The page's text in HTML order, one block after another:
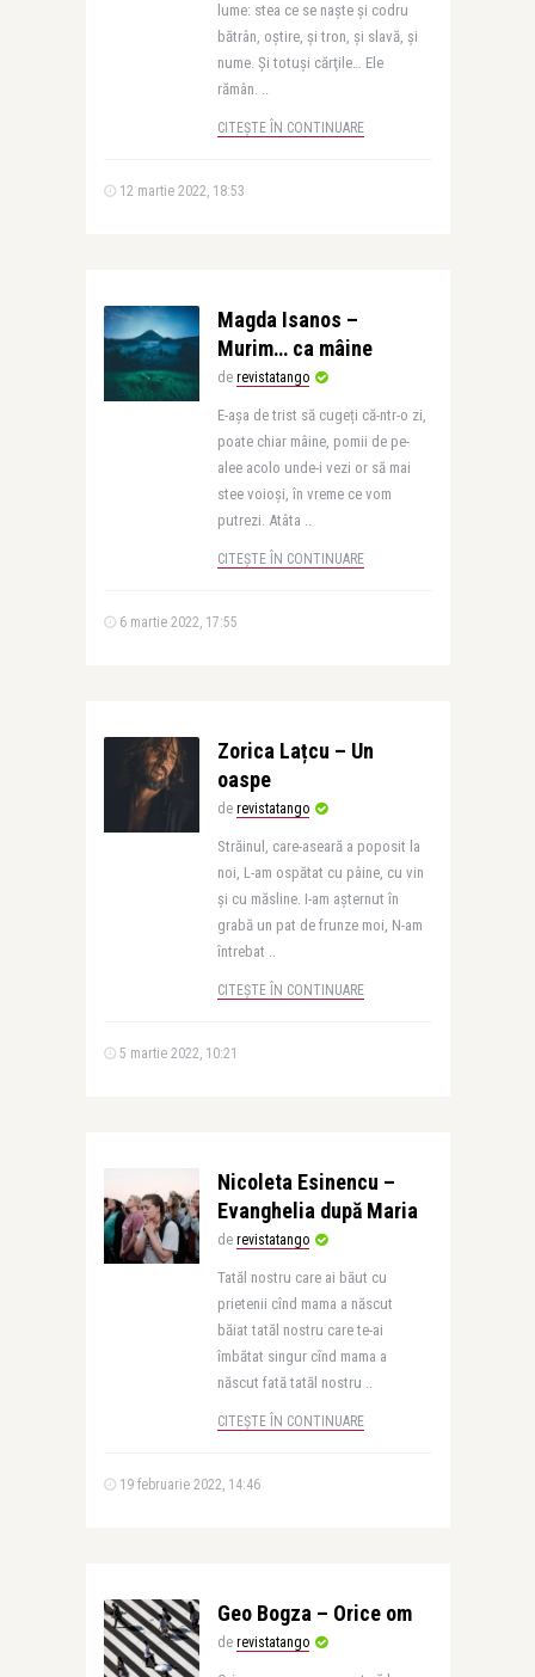
lume: stea ce se naşte şi codru
bătrân, oştire, şi tron, şi slavă, şi
nume. Şi totuşi cărţile… Ele
rămân. ..
CITEȘTE ÎN CONTINUARE
12 martie 2022, 18:53
Magda Isanos –
Murim… ca mâine
de revistatango
E-așa de trist să cugeți că-ntr-o zi,
poate chiar mâine, pomii de pe-
alee acolo unde-i vezi or să mai
stee voioși, în vreme ce vom
putrezi. Atâta ..
CITEȘTE ÎN CONTINUARE
6 martie 2022, 17:55
Zorica Lațcu – Un
oaspe
de revistatango
Străinul, care-aseară a poposit la
noi, L-am ospătat cu pâine, cu vin
şi cu măsline. I-am aşternut în
grabă un pat de frunze moi, N-am
întrebat ..
CITEȘTE ÎN CONTINUARE
5 martie 2022, 10:21
Nicoleta Esinencu –
Evanghelia după Maria
de revistatango
Tatăl nostru care ai băut cu
prietenii cînd mama a născut
băiat tatăl nostru care te-ai
îmbătat singur cînd mama a
născut fată tatăl nostru ..
CITEȘTE ÎN CONTINUARE
19 februarie 2022, 14:46
Geo Bogza – Orice om
de revistatango